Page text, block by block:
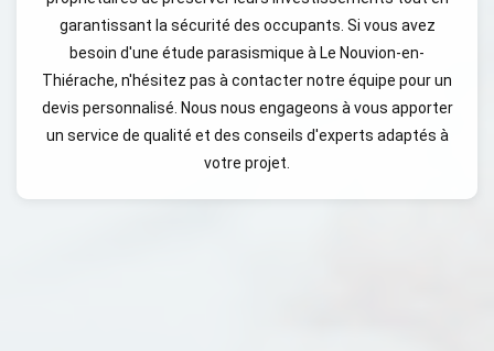
garantissant la sécurité des occupants. Si vous avez
besoin d'une étude parasismique à Le Nouvion-en-
Thiérache, n'hésitez pas à contacter notre équipe pour un
devis personnalisé. Nous nous engageons à vous apporter
un service de qualité et des conseils d'experts adaptés à
votre projet.